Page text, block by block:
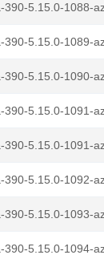
390-5.15.0-1088-
390-5.15.0-1089-
390-5.15.0-1090-
390-5.15.0-1091-
390-5.15.0-1091-
390-5.15.0-1092-
390-5.15.0-1093-
390-5.15.0-1094-